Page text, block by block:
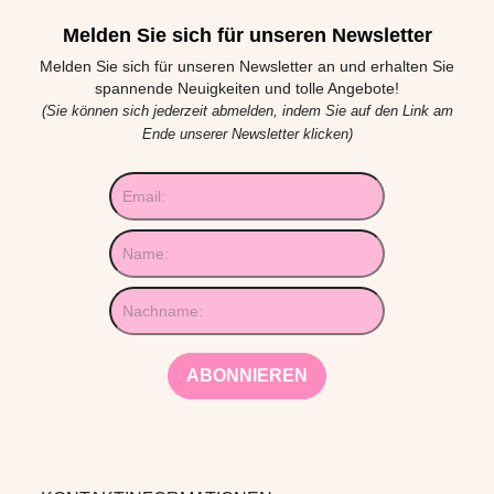
Melden Sie sich für unseren Newsletter
Melden Sie sich für unseren Newsletter an und erhalten Sie
spannende Neuigkeiten und tolle Angebote!
(Sie können sich jederzeit abmelden, indem Sie auf den Link am
Ende unserer Newsletter klicken)